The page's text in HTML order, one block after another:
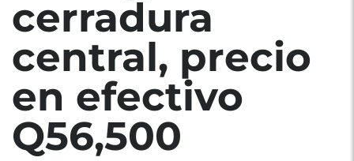
cerradura
central, precio
en efectivo
Q56,500